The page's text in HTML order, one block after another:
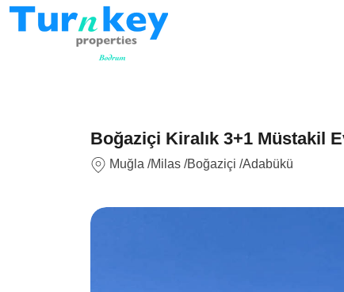
Boğaziçi Kiralık 3+1 Müstakil
Muğla /Milas /Boğaziçi /Adabükü